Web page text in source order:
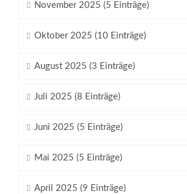
November 2025 (5 Einträge)
Oktober 2025 (10 Einträge)
August 2025 (3 Einträge)
Juli 2025 (8 Einträge)
Juni 2025 (5 Einträge)
Mai 2025 (5 Einträge)
April 2025 (9 Einträge)